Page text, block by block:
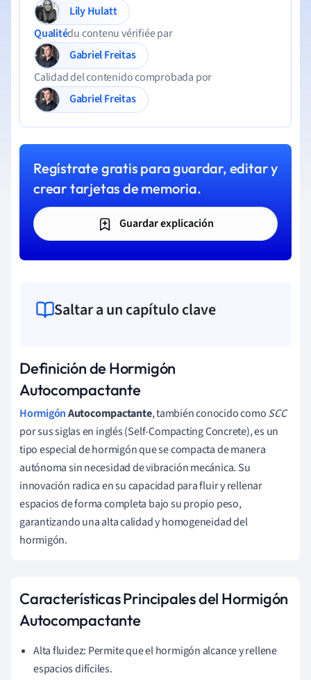
Lily Hulatt
Qualitédu contenu vérifiée par
Gabriel Freitas
Calidad del contenido comprobada por
Gabriel Freitas
Regístrate gratis para guardar, editar y
crear tarjetas de memoria.
Guardar explicación
Saltar a un capítulo clave
Definición de Hormigón
Autocompactante
HormigónAutocompactante, también conocido comoSCC
por sus siglas en inglés (Self-Compacting Concrete), es un
tipo especial de hormigón que se compacta de manera
autónoma sin necesidad de vibración mecánica. Su
innovación radica en su capacidad para fluir y rellenar
espacios de forma completa bajo su propio peso,
garantizando una alta calidad y homogeneidad del
hormigón.
Características Principales del Hormigón
Autocompactante
Alta fluidez: Permite que el hormigón alcance y rellene
espacios difíciles.